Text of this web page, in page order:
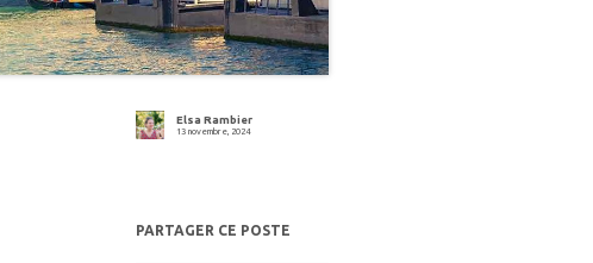
Elsa Rambier
13 novembre, 2024
PARTAGER CE POSTE